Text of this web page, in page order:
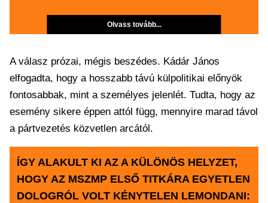
Olvass tovább...
A válasz prózai, mégis beszédes. Kádár János
elfogadta, hogy a hosszabb távú külpolitikai előnyök
fontosabbak, mint a személyes jelenlét. Tudta, hogy az
esemény sikere éppen attól függ, mennyire marad távol
a pártvezetés közvetlen arcától.
ÍGY ALAKULT KI AZ A KÜLÖNÖS HELYZET,
HOGY AZ MSZMP ELSŐ TITKÁRA EGYETLEN
DOLOGRÓL VOLT KÉNYTELEN LEMONDANI: